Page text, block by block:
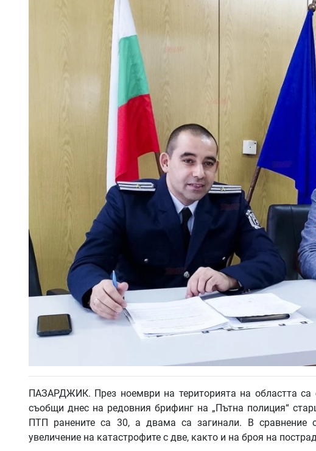
ПАЗАРДЖИК. През ноември на територията на областта
съобщи днес на редовния брифинг на „Пътна полиция“
ПТП ранените са 30, а двама са загинали. В
увеличение на катастрофите с две, както и на броя на